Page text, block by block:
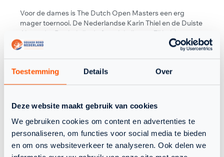
Toestemming Details Over
Deze website maakt gebruik van cookies
We gebruiken cookies om content en advertenties te
personaliseren, om functies voor social media te bieden
en om ons websiteverkeer te analyseren. Ook delen we
Voor de dames is The Dutch Open Masters een erg
mager toernooi. De Nederlandse Karin Thiel en de Duiste
Alexandra Barthel zijn de fanatiekelingen. Zij hebben nog
geen wedstrijd gespeeld, maar daar komt vandaag
verandering in. Om 10:50 spelen zij direct de finale tegen
vind je hier!